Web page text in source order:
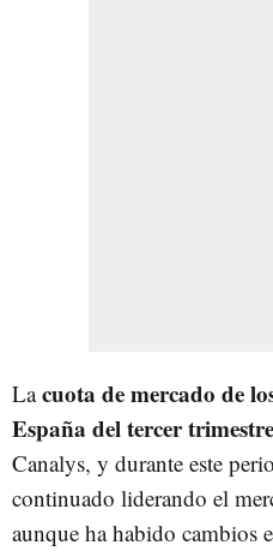
Lacuota de mercado de
España del tercer trimestre
Canalys, y durante este
continuado liderando el
aunque ha habido cambios